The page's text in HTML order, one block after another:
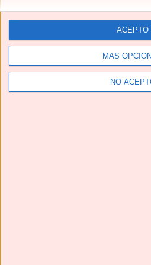
MÁS
NO
ACEPTO
Telegram